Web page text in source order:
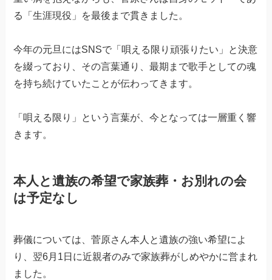
る「生涯現役」を最後まで貫きました。
今年の元旦にはSNSで「唄える限り頑張りたい」と決意
を綴っており、その言葉通り、最期まで歌手としての魂
を持ち続けていたことが伝わってきます。
「唄える限り」という言葉が、今となっては一層重く響
きます。
本人と遺族の希望で家族葬・お別れの会
は予定なし
葬儀については、菅原さん本人と遺族の強い希望によ
り、翌6月1日に近親者のみで家族葬がしめやかに営まれ
ました。